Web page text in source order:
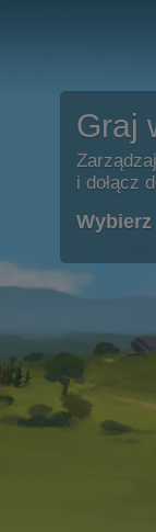
Graj
i dołącz